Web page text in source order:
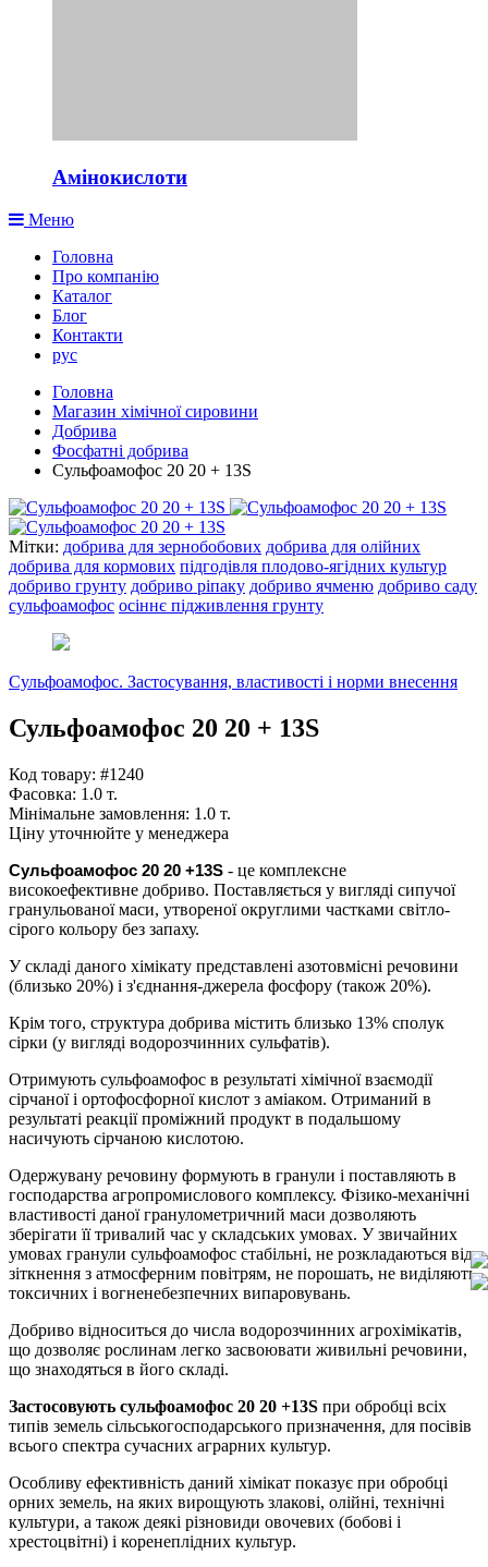
Амінокислоти
Меню
Головна
Про компанію
Каталог
Блог
Контакти
рус
Головна
Магазин хімічної сировини
Добрива
Фосфатні добрива
Сульфоамофос 20 20 + 13S
Мітки: добрива для зернобобових добрива для олійних
добрива для кормових підгодівля плодово-ягідних культур
добриво грунту добриво ріпаку добриво ячменю добриво саду
сульфоамофос осіннє підживлення грунту
Сульфоамофос. Застосування, властивості і норми внесення
Сульфоамофос 20 20 + 13S
Код товару: #1240
Фасовка: 1.0 т.
Мінімальне замовлення: 1.0 т.
Ціну уточнюйте у менеджера
Сульфоамофос 20 20 +13S - це комплексне
високоефективне добриво. Поставляється у вигляді сипучої
гранульованої маси, утвореної округлими частками світло-
сірого кольору без запаху.
У складі даного хімікату представлені азотовмісні речовини
(близько 20%) і з'єднання-джерела фосфору (також 20%).
Крім того, структура добрива містить близько 13% сполук
сірки (у вигляді водорозчинних сульфатів).
Отримують сульфоамофос в результаті хімічної взаємодії
сірчаної і ортофосфорної кислот з аміаком. Отриманий в
результаті реакції проміжний продукт в подальшому
насичують сірчаною кислотою.
Одержувану речовину формують в гранули і поставляють в
господарства агропромислового комплексу. Фізико-механічні
властивості даної гранулометричний маси дозволяють
зберігати її тривалий час у складських умовах. У звичайних
умовах гранули сульфоамофос стабільні, не розкладаються від
зіткнення з атмосферним повітрям, не порошать, не виділяють
токсичних і вогненебезпечних випаровувань.
Добриво відноситься до числа водорозчинних агрохімікатів,
що дозволяє рослинам легко засвоювати живильні речовини,
що знаходяться в його складі.
Застосовують сульфоамофос 20 20 +13S при обробці всіх
типів земель сільськогосподарського призначення, для посівів
всього спектра сучасних аграрних культур.
Особливу ефективність даний хімікат показує при обробці
орних земель, на яких вирощують злакові, олійні, технічні
культури, а також деякі різновиди овочевих (бобові і
хрестоцвітні) і коренеплідних культур.